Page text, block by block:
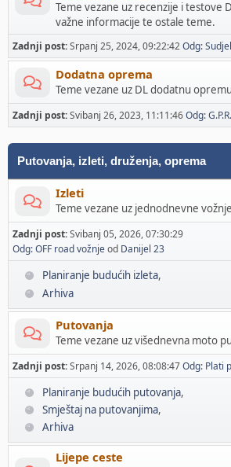
Teme vezane uz recenzije i testove
važne informacije te ostale teme.
Zadnji post:Srpanj 25, 2024, 09:22:42Odg:
Dodatna oprema
Teme vezane uz DL dodatnu opremu
Zadnji post:Svibanj 26, 2023, 11:11:46Odg:
Putovanja, izleti, druženja, oprema
Izleti
Teme vezane uz jednodnevne
Zadnji post:Svibanj 05, 2026, 07:30:29
Odg: OFF road vožnjeod Danijel 23
Planiranje budućih izleta
Arhiva
Putovanja
Teme vezane uz višednevna moto
Zadnji post:Srpanj 14, 2026, 08:08:47Odg: Plati
Planiranje budućih putovanja
Smještaj na putovanjima
Arhiva
Lijepe ceste